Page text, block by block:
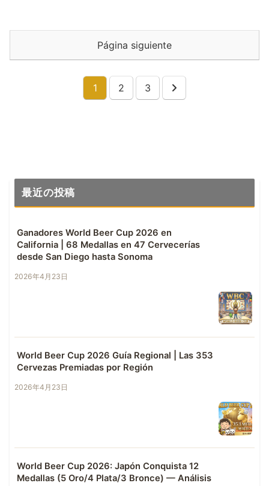
Página siguiente
1 2 3
Siguiente
最近の投稿
Ganadores World Beer Cup 2026 en
California | 68 Medallas en 47 Cervecerías
desde San Diego hasta Sonoma
2026年4月23日
World Beer Cup 2026 Guía Regional | Las 353
Cervezas Premiadas por Región
2026年4月23日
World Beer Cup 2026: Japón Conquista 12
Medallas (5 Oro/4 Plata/3 Bronce) — Análisis